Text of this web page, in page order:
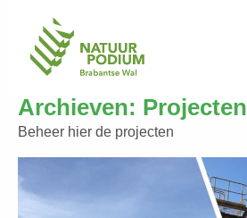
Archieven: Projecten
Beheer hier de projecten